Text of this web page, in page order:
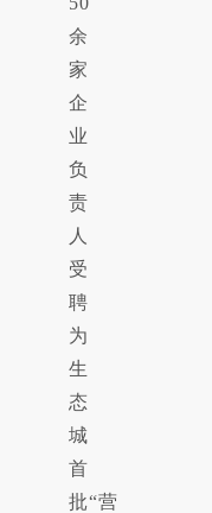
余
家
企
业
负
责
人
受
聘
为
生
态
城
首
批“营